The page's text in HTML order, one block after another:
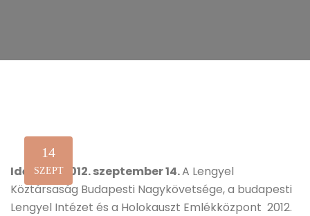
14
SZEPT
Időpont: 2012. szeptember 14.A Lengyel
Köztársaság Budapesti Nagykövetsége, a budapesti
Lengyel Intézet és a Holokauszt Emlékközpont 2012.